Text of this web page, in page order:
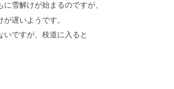
雪解けが始まるのですが、
遅いようです。
ですが、枝道に入ると